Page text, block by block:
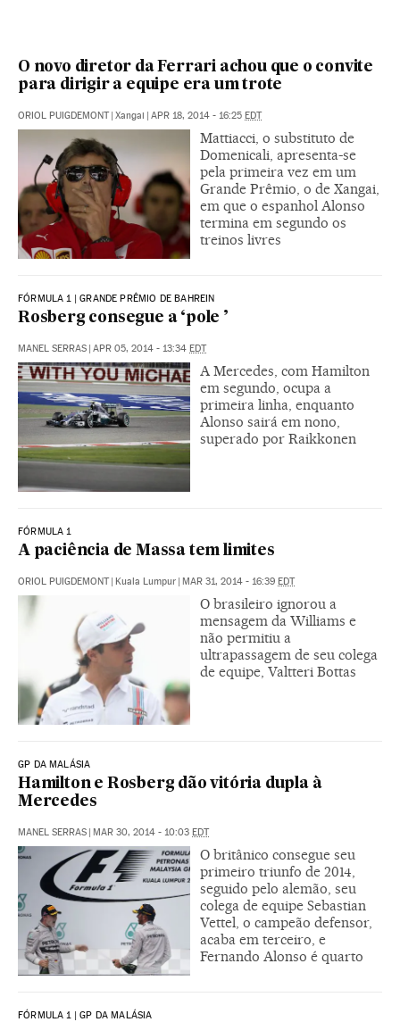
O novo diretor da Ferrari achou que o convite
para dirigir a equipe era um trote
ORIOL PUIGDEMONT | Xangai | APR 18, 2014 - 16:25 EDT
Mattiacci, o substituto de
Domenicali, apresenta-se
pela primeira vez em um
Grande Prêmio, o de Xangai,
em que o espanhol Alonso
termina em segundo os
treinos livres
FÓRMULA 1 | GRANDE PRÊMIO DE BAHREIN
Rosberg consegue a ‘pole ’
MANEL SERRAS | APR 05, 2014 - 13:34 EDT
A Mercedes, com Hamilton
em segundo, ocupa a
primeira linha, enquanto
Alonso sairá em nono,
superado por Raikkonen
FÓRMULA 1
A paciência de Massa tem limites
ORIOL PUIGDEMONT | Kuala Lumpur | MAR 31, 2014 - 16:39 EDT
O brasileiro ignorou a
mensagem da Williams e
não permitiu a
ultrapassagem de seu colega
de equipe, Valtteri Bottas
GP DA MALÁSIA
Hamilton e Rosberg dão vitória dupla à
Mercedes
MANEL SERRAS | MAR 30, 2014 - 10:03 EDT
O britânico consegue seu
primeiro triunfo de 2014,
seguido pelo alemão, seu
colega de equipe Sebastian
Vettel, o campeão defensor,
acaba em terceiro, e
Fernando Alonso é quarto
FÓRMULA 1 | GP DA MALÁSIA